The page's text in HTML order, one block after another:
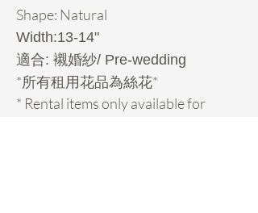
Shape: Natural
Width:13-14"
適合: 襯婚紗/ Pre-wedding
*所有租用花品為絲花*
* Rental items only available for